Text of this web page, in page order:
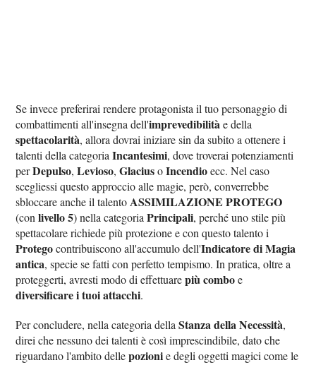
Se invece preferirai rendere protagonista il tuo personaggio di
combattimenti all'insegna dell'imprevedibilitàe della
spettacolarità, allora dovrai iniziare sin da subito a ottenere i
talenti della categoriaIncantesimi, dove troverai potenziamenti
perDepulso,Levioso,GlaciusoIncendioecc. Nel caso
scegliessi questo approccio alle magie, però, converrebbe
sbloccare anche il talento ASSIMILAZIONE PROTEGO
(conlivello 5) nella categoriaPrincipali, perché uno stile più
spettacolare richiede più protezione e con questo talento i
Protegocontribuiscono all'accumulo dell'Indicatore di Magia
antica, specie se fatti con perfetto tempismo. In pratica, oltre a
proteggerti, avresti modo di effettuarepiù comboe
diversificare i tuoi attacchi.
Per concludere, nella categoria dellaStanza della Necessità,
direi che nessuno dei talenti è così imprescindibile, dato che
riguardano l'ambito dellepozionie degli oggetti magici come le